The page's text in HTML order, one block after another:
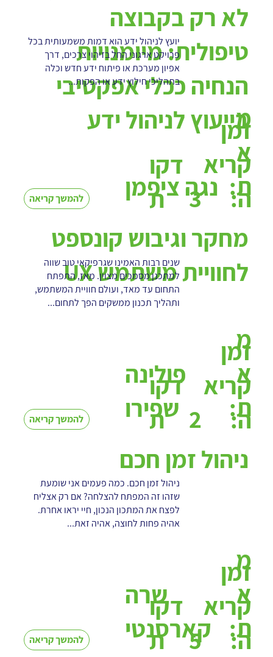
לא רק בקבוצה
טיפולית: מיומנויות
הנחיה ככלי אפקטיבי
בייעוץ לניהול ידע
יועץ לניהול ידע הוא דמות משמעותית בכל
פרויקט ארגוני החל בזיהוי צרכים, דרך
אפיון מערכת או פיתוח ידע חדש וכלה
בתהליכי חילוץ ידע או הפקות...
נגה ציפמן
מ
א
ת:
להמשך קריאה
דקו
ת
זמן
קריא
ה:
3
מחקר וגיבוש קונספט
לחוויית משתמש UX
שנים רבות האמינו שגרפיקאי טוב שווה
למתכנן מסמכים מצוין. מאז, התפתח
התחום עד מאד, ועולם חוויית המשתמש,
ותהליך תכנון ממשקים הפך לתחום...
פולינה
שפירו
מ
א
ת:
להמשך קריאה
דקו
ת
זמן
קריא
ה:
2
ניהול זמן חכם
ניהול זמן חכם. כמה פעמים אני שומעת
שזהו זה המפתח להצלחה? אם רק אצליח
לפצח את המתכון הנכון, חיי יראו אחרת.
אהיה פחות לחוצה, אהיה זאת...
שרה
קארסנטי
מ
א
ת:
להמשך קריאה
דקו
ת
זמן
קריא
ה:
5